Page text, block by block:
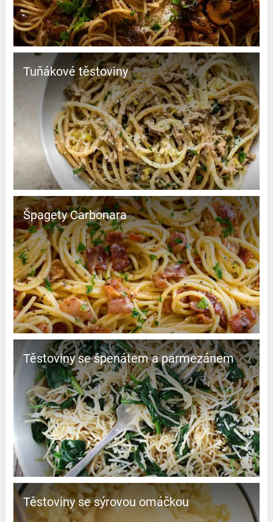
Tuňákové těstoviny
Špagety Carbonara
Těstoviny se špenátem a parmezánem
Těstoviny se sýrovou omáčkou